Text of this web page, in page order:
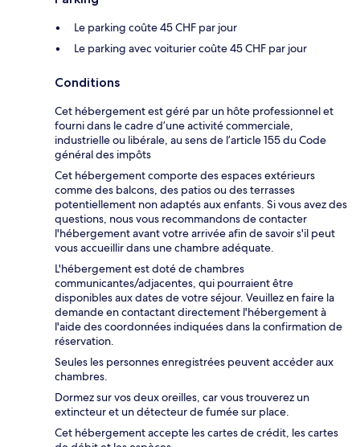
Le parking coûte 45 CHF par jour
Le parking avec voiturier coûte 45 CHF par jour
Conditions
Cet hébergement est géré par un hôte professionnel et
fourni dans le cadre d’une activité commerciale,
industrielle ou libérale, au sens de l’article 155 du Code
général des impôts
Cet hébergement comporte des espaces extérieurs
comme des balcons, des patios ou des terrasses
potentiellement non adaptés aux enfants. Si vous avez des
questions, nous vous recommandons de contacter
l'hébergement avant votre arrivée afin de savoir s'il peut
vous accueillir dans une chambre adéquate.
L'hébergement est doté de chambres
communicantes/adjacentes, qui pourraient être
disponibles aux dates de votre séjour. Veuillez en faire la
demande en contactant directement l'hébergement à
l'aide des coordonnées indiquées dans la confirmation de
réservation.
Seules les personnes enregistrées peuvent accéder aux
chambres.
Dormez sur vos deux oreilles, car vous trouverez un
extincteur et un détecteur de fumée sur place.
Cet hébergement accepte les cartes de crédit, les cartes